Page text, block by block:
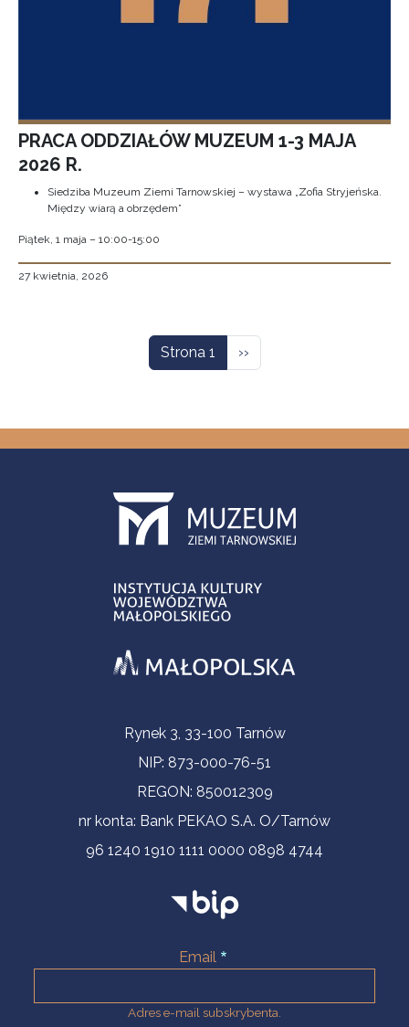
PRACA ODDZIAŁÓW MUZEUM 1-3 MAJA
2026 R.
Siedziba Muzeum Ziemi Tarnowskiej – wystawa „Zofia Stryjeńska.
Między wiarą a obrzędem”
Piątek, 1 maja – 10:00-15:00
27 kwietnia, 2026
Strona 1 Następna strona
››
Informacje kontaktoweRynek 3, 33-100 Tarnów
NIP: 873-000-76-51
REGON: 850012309
nr konta: Bank PEKAO S.A. O/Tarnów
96 1240 1910 1111 0000 0898 4744
Email
Adres e-mail subskrybenta.